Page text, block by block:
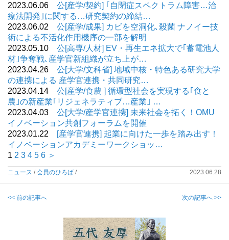
2023.06.06 公[産学/契約] ｢自閉症スペクトラム障害…治
療法開発｣に関する…研究契約の締結…
2023.06.02 公[産学/成果] カビを空洞化､殺菌 ナノイー技
術による不活化作用機序の一部を解明
2023.05.10 公[高専/人材] EV・再生エネ拡大で｢蓄電池人
材｣争奪戦､産学官新組織が立ち上が…
2023.04.26 公[大学/文科省] 地域中核・特色ある研究大学
の連携による 産学官連携・共同研究…
2023.04.14 公[産学/食農 ] 循環型社会を実現する｢食と
農｣の新産業｢リジェネラティブ…産業｣ …
2023.04.03 公[大学/産学官連携] 未来社会を拓く！OMU
イノベーション共創フォーラムを開催
2023.01.22
[産学官連携] 起業に向けた一歩を踏み出す！
イノベーションアカデミーワークショッ…
1 2 3 4 5 6 ＞
ニュース /会員のひろば / 2023.06.28
<< 前の記事へ 次の記事へ >>